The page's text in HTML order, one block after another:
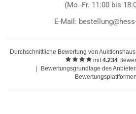
(Mo.-Fr. 11:00 bis
E-Mail:
Durchschnittliche Bewertung von
mit4.234
Bewertungsgrundlage des
Bewertungsplattformen